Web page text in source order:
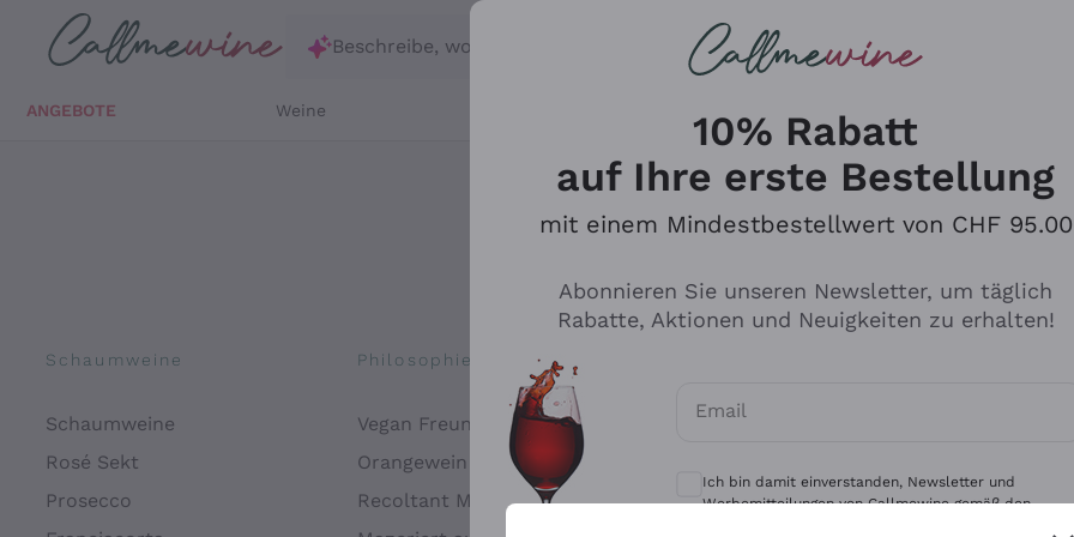
Zum Hauptinhalt springen
Beschreibe, wonach du suchst
ANGEBOTE Weine
Schaumweine
Schaumweine
Rosé Sekt
Prosecco
Philosophien
Vegan Freundlich
Orangewein
Recoltant Manipulant
Antinori
Ca' del Bosco
Gavi
10% Rabatt
auf Ihre erste Bestellung
mit einem Mindestbestellwert von CHF 95.00
Abonnieren Sie unseren Newsletter, um täglich
Rabatte, Aktionen und Neuigkeiten zu erhalten!
Email
Optionale Einwilligungen zum Erhalt von
Ich bin damit einverstanden, Newsletter und
Werbemitteilungen von Callmewine gemäß den -